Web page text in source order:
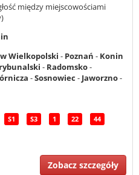
między miejscowościami
Wielkopolski - Poznań - Konin
- Radomsko-
-Sosnowiec - Jaworzno-
S1 S3 1 22 44
Zobacz szczegóły